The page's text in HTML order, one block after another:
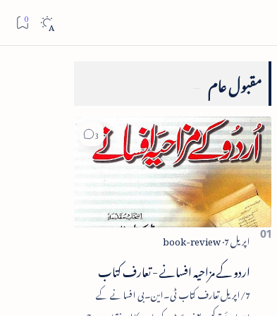
مقبول عام
اردو کے مزاحیہ افسانے - تعارف کتاب
7/اپریل تعارف کتاب ٹی۔این۔بی افسانے کے